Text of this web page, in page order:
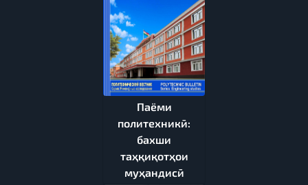
Паёми
политехникӣ:
бахши
таҳқиқотҳои
муҳандисӣ